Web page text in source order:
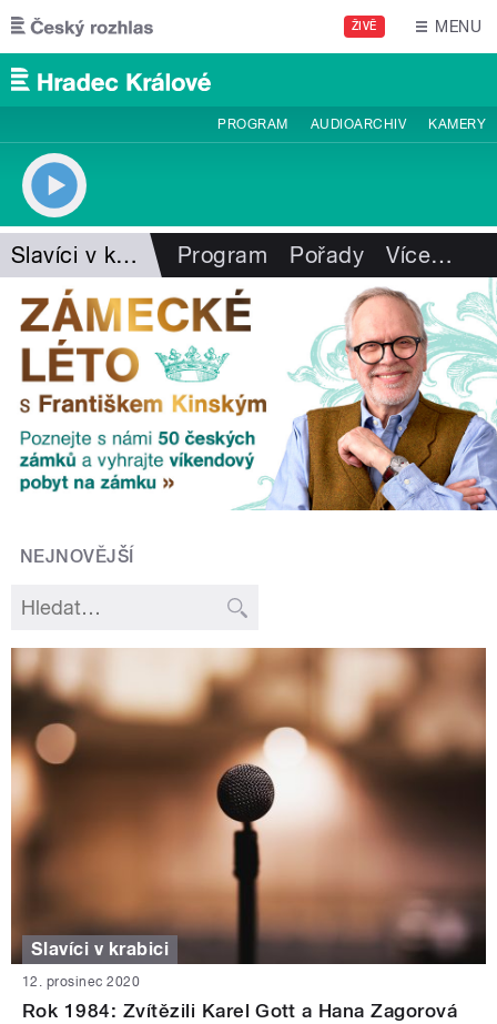
Přejít k hlavnímu obsahu
ŽIVĚ MENU
PROGRAM AUDIOARCHIV KAMERY
Slavíci v krabici Program Pořady Více…
NEJNOVĚJŠÍ
Slavíci v krabici
12. prosinec 2020
Rok 1984: Zvítězili Karel Gott a Hana Zagorová